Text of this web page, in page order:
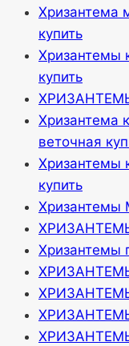
Хризантема
купить
Хризантемы
купить
Хризантема
веточная
Хризантемы
купить
Хризантемы
Хризантемы